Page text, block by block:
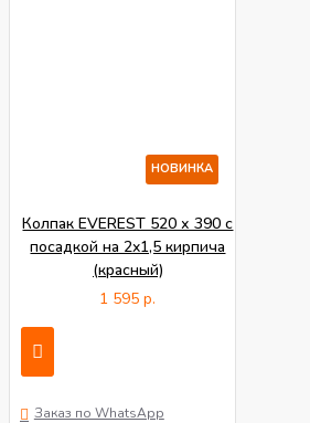
НОВИНКА
Колпак EVEREST 520 х 390 с
посадкой на 2x1,5 кирпича
(красный)
1 595 р.
Заказ по WhatsApp